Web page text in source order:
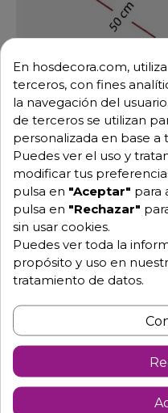
Tajos de corte 41 kg. 50
Ref: 06-030106+
343,62 € 498,00 € -
DTO.
En hosdecora.com,
terceros, con fines
la navegación del
de terceros se utilizan
personalizada en base a
Puedes ver el uso y
modificar tus
pulsa en "Aceptar" para
pulsa en "Rechazar"
sin usar cookies.
Puedes ver toda la
propósito y uso en
tratamiento de datos.